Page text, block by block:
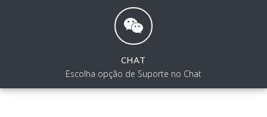
CHAT
Escolha opção de Suporte no Chat